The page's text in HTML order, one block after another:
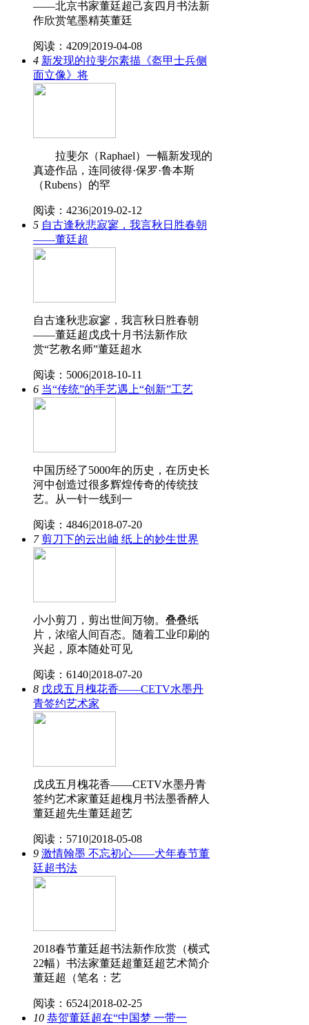
——北京书家董廷超己亥四月书法新
作欣赏笔墨精英董廷
阅读：4209|2019-04-08
4 新发现的拉斐尔素描《盔甲士兵侧
面立像》将
拉斐尔（Raphael）一幅新发现的
真迹作品，连同彼得·保罗·鲁本斯
（Rubens）的罕
阅读：4236|2019-02-12
5 自古逢秋悲寂寥，我言秋日胜春朝
——董廷超
自古逢秋悲寂寥，我言秋日胜春朝
——董廷超戊戌十月书法新作欣
赏“艺教名师”董廷超水
阅读：5006|2018-10-11
6 当“传统”的手艺遇上“创新”工艺
中国历经了5000年的历史，在历史长
河中创造过很多辉煌传奇的传统技
艺。从一针一线到一
阅读：4846|2018-07-20
7 剪刀下的云出岫 纸上的妙生世界
小小剪刀，剪出世间万物。叠叠纸
片，浓缩人间百态。随着工业印刷的
兴起，原本随处可见
阅读：6140|2018-07-20
8 戊戌五月槐花香——CETV水墨丹
青签约艺术家
戊戌五月槐花香——CETV水墨丹青
签约艺术家董廷超槐月书法墨香醉人
董廷超先生董廷超艺
阅读：5710|2018-05-08
9 激情翰墨 不忘初心——犬年春节董
廷超书法
2018春节董廷超书法新作欣赏（横式
22幅）书法家董廷超董廷超艺术简介
董廷超（笔名：艺
阅读：6524|2018-02-25
10 恭贺董廷超在“中国梦 一带一